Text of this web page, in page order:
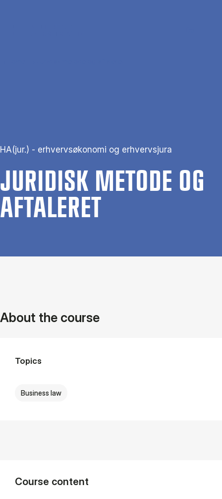
HA(jur.) - erhvervsøkonomi og erhvervsjura
JURI­DISK ME­TO­DE OG
AF­TA­LE­RET
About the course
Topics
Business law
Course content